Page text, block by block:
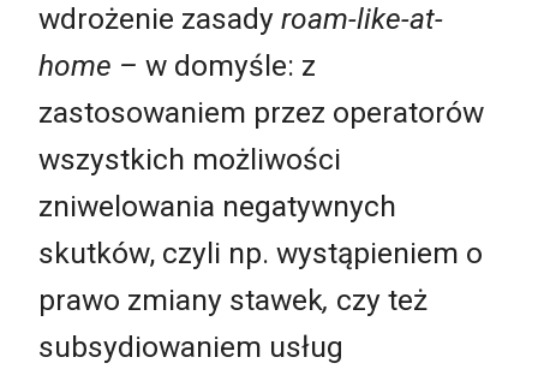
wdrożenie zasady roam-like-at-
home – w domyśle: z
zastosowaniem przez operatorów
wszystkich możliwości
zniwelowania negatywnych
skutków, czyli np. wystąpieniem o
prawo zmiany stawek, czy też
subsydiowaniem usług